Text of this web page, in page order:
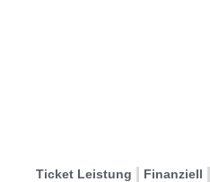
Ticket Leistung Finanziell